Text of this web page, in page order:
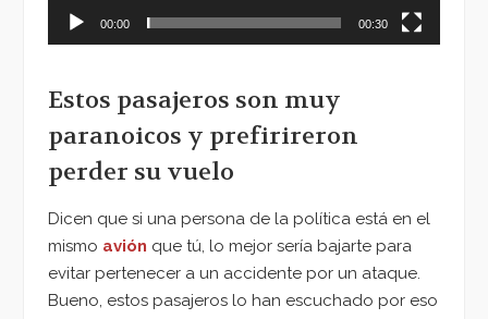
00:00 00:30
Estos pasajeros son muy
paranoicos y prefirireron
perder su vuelo
Dicen que si una persona de la política está en el
mismo avión que tú, lo mejor sería bajarte para
evitar pertenecer a un accidente por un ataque.
Bueno, estos pasajeros lo han escuchado por eso